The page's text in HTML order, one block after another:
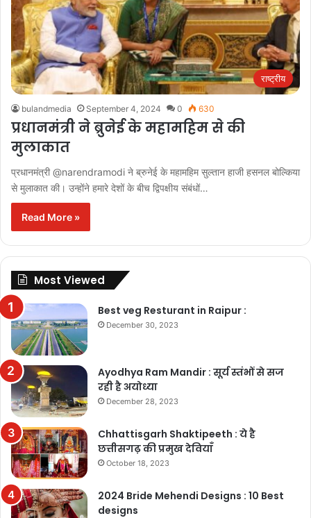
राष्ट्रीय
bulandmedia September 4, 2024 0 630
प्रधानमंत्री ने ब्रुनेई के महामहिम से की
मुलाकात
प्रधानमंत्री @narendramodi ने ब्रुनेई के महामहिम सुल्तान हाजी हसनल बोल्किया
से मुलाकात की। उन्होंने हमारे देशों के बीच द्विपक्षीय संबंधों…
Read More »
Most Viewed
Best veg Resturant in Raipur :
December 30, 2023
Ayodhya Ram Mandir : सूर्य स्तंभों से सज
रही है अयोध्या
December 28, 2023
Chhattisgarh Shaktipeeth : ये है
छत्तीसगढ़ की प्रमुख देवियाँ
October 18, 2023
2024 Bride Mehendi Designs : 10 Best
designs